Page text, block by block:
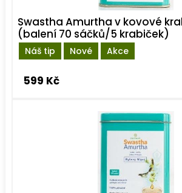
Náš tip Nové Akce
Swastha Amurtha v kovové
(balení 70 sáčků/5 krabiček)
599 Kč